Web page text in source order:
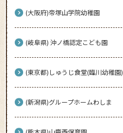
(大阪府)帝塚山学院幼稚園
(岐阜県) 沖ノ橋認定こども園
(東京都)しゅうじ食堂(臨川幼稚園)
(新潟県)グループホームわしま